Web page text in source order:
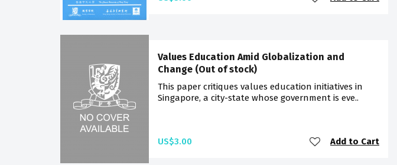
Values Education Amid Globalization and
Change (Out of stock)
This paper critiques values education initiatives in
Singapore, a city-state whose government is eve..
US$3.00 Add to Cart